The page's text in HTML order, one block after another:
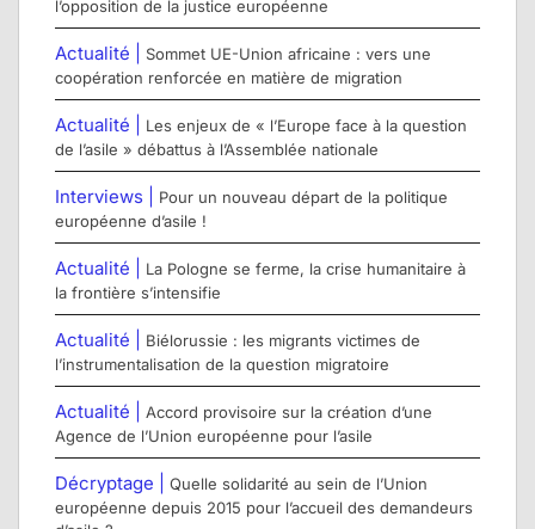
l’opposition de la justice européenne
Actualité |
Sommet UE-Union africaine : vers une
coopération renforcée en matière de migration
Actualité |
Les enjeux de « l’Europe face à la question
de l’asile » débattus à l’Assemblée nationale
Interviews |
Pour un nouveau départ de la politique
européenne d’asile !
Actualité |
La Pologne se ferme, la crise humanitaire à
la frontière s’intensifie
Actualité |
Biélorussie : les migrants victimes de
l’instrumentalisation de la question migratoire
Actualité | Accord provisoire sur la création d’une
Agence de l’Union européenne pour l’asile
Décryptage | Quelle solidarité au sein de l’Union
européenne depuis 2015 pour l’accueil des demandeurs